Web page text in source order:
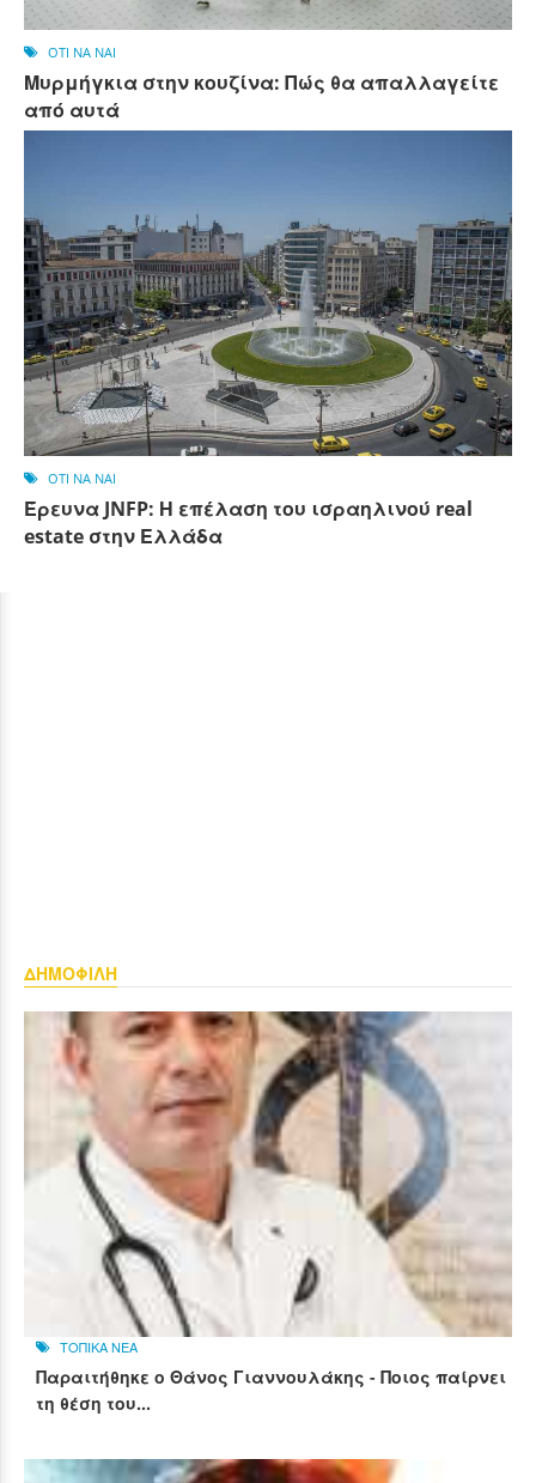
OTI NA NAI
Μυρμήγκια στην κουζίνα: Πώς θα απαλλαγείτε
από αυτά
OTI NA NAI
Έρευνα JNFP: Η επέλαση του ισραηλινού real
estate στην Ελλάδα
ΔΗΜΟΦΙΛΗ
ΤΟΠΙΚΑ ΝΕΑ
Παραιτήθηκε ο Θάνος Γιαννουλάκης - Ποιος παίρνει
τη θέση του...